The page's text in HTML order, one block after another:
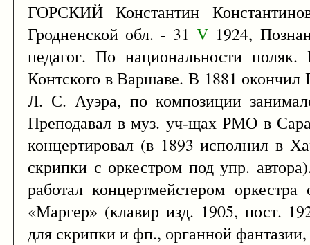
ГОРСКИЙ Константин
Гродненской обл. - 31V 1924,
педагог. По национальности
Контского в Варшаве. В 1881 окончил
Л. С. Ауэра, по композиции
Преподавал в муз. уч-щах РМО в
концертировал (в 1893 исполнил в
скрипки с оркестром под упр.
работал концертмейстером
«Маргер» (клавир изд. 1905, пост.
для скрипки и фп., органной